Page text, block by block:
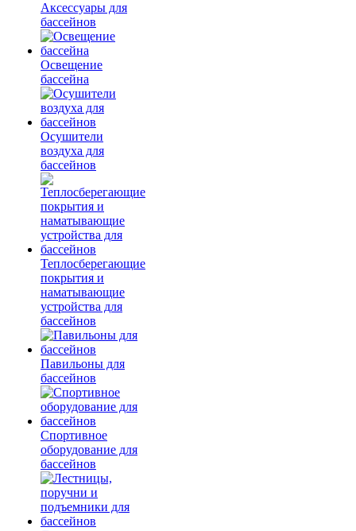
Аксессуары для
бассейнов
Освещение
бассейна
Осушители
воздуха для
бассейнов
Теплосберегающие
покрытия и
наматывающие
устройства для
бассейнов
Павильоны для
бассейнов
Спортивное
оборудование для
бассейнов